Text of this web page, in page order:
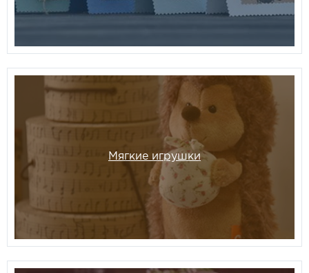
Мягкие игрушки